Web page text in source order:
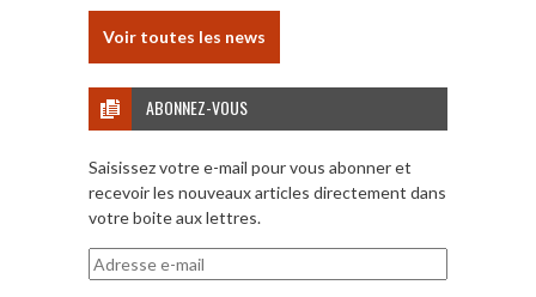
Voir toutes les news
ABONNEZ-VOUS
Saisissez votre e-mail pour vous abonner et
recevoir les nouveaux articles directement dans
votre boite aux lettres.
Adresse
e-